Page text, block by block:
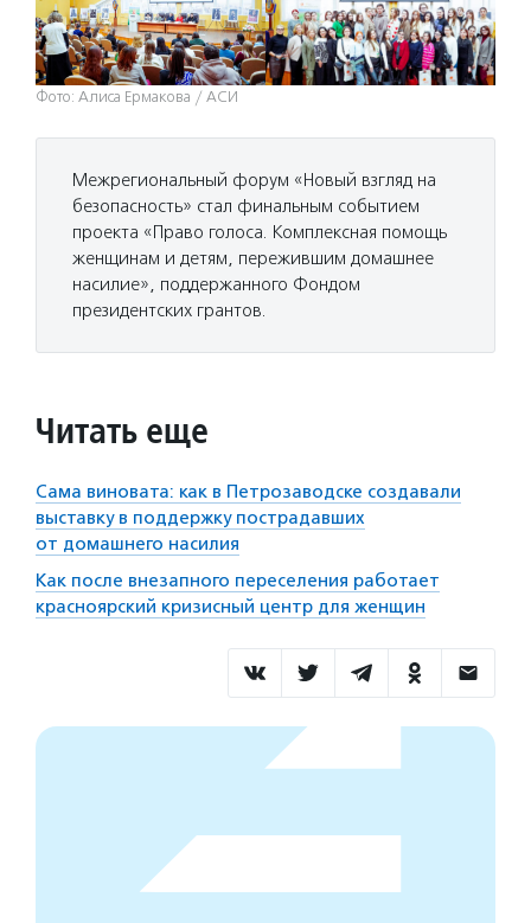
Фото: Алиса Ермакова / АСИ
Межрегиональный форум «Новый взгляд на
безопасность» стал финальным событием
проекта «Право голоса. Комплексная помощь
женщинам и детям, пережившим домашнее
насилие», поддержанного Фондом
президентских грантов.
Читать еще
Сама виновата: как в Петрозаводске создавали
выставку в поддержку пострадавших
от домашнего насилия
Как после внезапного переселения работает
красноярский кризисный центр для женщин